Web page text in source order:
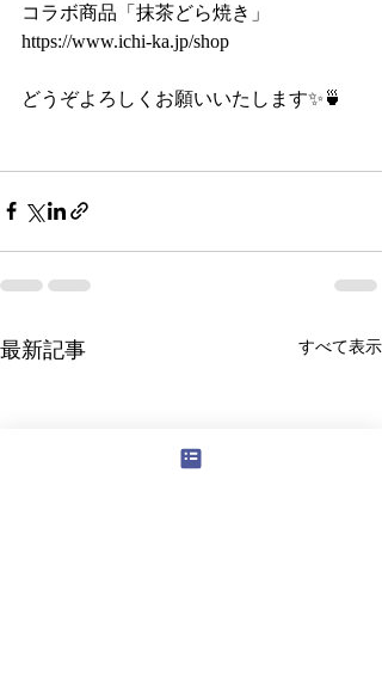
コラボ商品「抹茶どら焼き」
https://www.ichi-ka.jp/shop
どうぞよろしくお願いいたします✨🍵
最新記事 すべて表示